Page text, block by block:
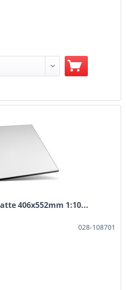
406x552mm 1:10...
028-108701